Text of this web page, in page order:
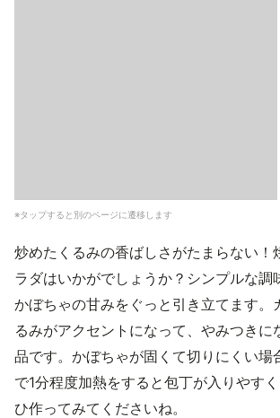
※タップすると別のページに遷移します
炒めたくるみの香ばしさがたまらない！
ラダはいかがでしょうか？シンプルな調
かぼちゃの甘みをぐっと引き立てます。
るみがアクセントになって、やみつきに
品です。かぼちゃが固くて切りにくい場
で1分程度加熱をすると包丁が入りやす
ひ作ってみてくださいね。